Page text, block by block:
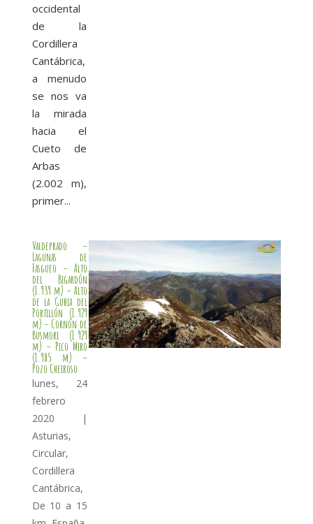
occidental
de la
Cordillera
Cantábrica,
a menudo
se nos va
la mirada
hacia el
Cueto de
Arbas
(2.002 m),
primer...
Valdeprado –
Lagunas de
Fasgueo – Alto
del Bigardón
(1.939 m) – Alto
de la Gubia del
Portillón (1.929
m) – Cornón de
Busmori (1.929
m) – Pico Miro
(1.985 m) –
Pozo Cheiroso
lunes, 24
febrero
2020 |
Asturias,
Circular,
Cordillera
Cantábrica,
De 10 a 15